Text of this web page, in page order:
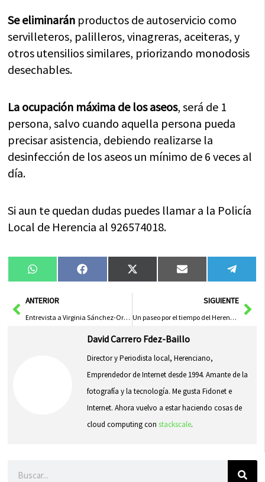
Se eliminarán productos de autoservicio como
servilleteros, palilleros, vinagreras, aceiteras, y
otros utensilios similares, priorizando monodosis
desechables.
La ocupación máxima de los aseos, será de 1
persona, salvo cuando aquella persona pueda
precisar asistencia, debiendo realizarse la
desinfección de los aseos un mínimo de 6 veces al
día.
Si aun te quedan dudas puedes llamar a la Policía
Local de Herencia al 926574018.
Compartir
en
WhatsAppCompartir
en
FacebookCompartir
en
X
(Twitter)
Compartir
en
Email
en
AntANTERIOR
Entrevista a Virginia Sánchez-Oro, médica y enfermera UCI en Alcázar de San Juan
SIGUIENTE
Un paseo por el tiempo del Herencia Club de Fútbol, segunda parte
David Carrero Fdez-Baillo
Director y Periodista local, Herenciano,
Emprendedor de Internet desde 1994. Amante de la
fotografía y la tecnología. Me gusta Fidonet e
Internet. Ahora vuelvo a estar haciendo cosas de
cloud computing con stackscale.